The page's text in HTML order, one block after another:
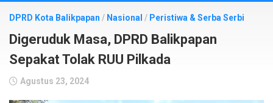
DPRD Kota Balikpapan / Nasional / Peristiwa & Serba Serbi
Digeruduk Masa, DPRD Balikpapan
Sepakat Tolak RUU Pilkada
Agustus 23, 2024